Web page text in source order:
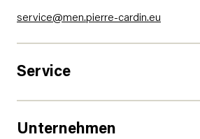
service@men.pierre-cardin.eu
Service
Unternehmen